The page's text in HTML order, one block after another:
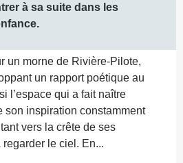
à sa suite dans les
un morne de Rivière-Pilote,
un rapport poétique au
l’espace qui a fait naître
son inspiration constamment
vers la crête de ses
le ciel. En...